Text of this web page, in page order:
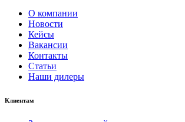
О компании
Новости
Кейсы
Вакансии
Контакты
Статьи
Наши дилеры
Клиентам